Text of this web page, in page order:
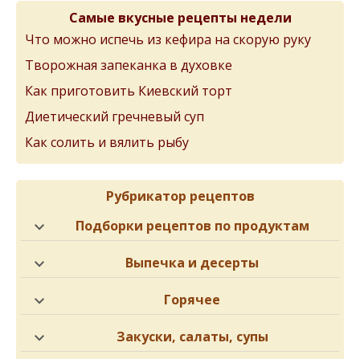
Самые вкусные рецепты недели
Что можно испечь из кефира на скорую руку
Творожная запеканка в духовке
Как приготовить Киевский торт
Диетический гречневый суп
Как солить и вялить рыбу
Рубрикатор рецептов
Подборки рецептов по продуктам
Выпечка и десерты
Горячее
Закуски, салаты, супы